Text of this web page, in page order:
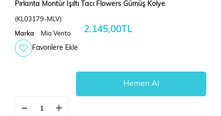
Pırlanta Montür Işıltı Tacı Flowers Gümüş Kolye
(KL03179-MLV)
Marka Mia Vento 2.145,00TL
Favorilere Ekle